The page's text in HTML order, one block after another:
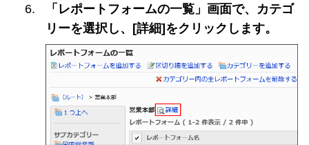
「レポートフォームの一覧」画面で、カテゴ
リーを選択し、[詳細]をクリックします。